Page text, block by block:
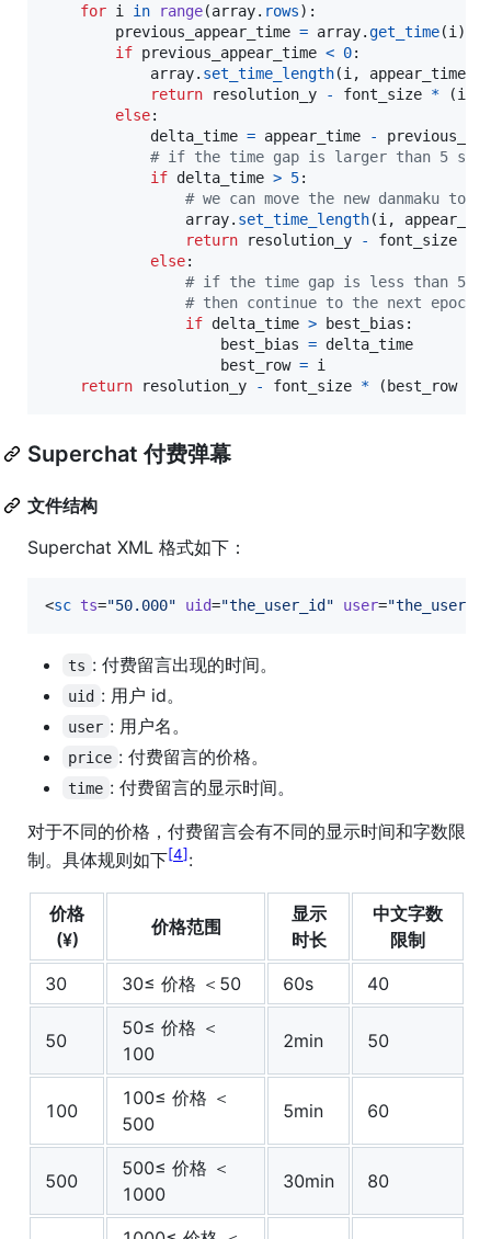
for i in range(array. rows):
previous_appear_time = array.get_time(i )
if previous_appear_time < 0:
array. set_time_length(i , appear_time
return
resolution_y - font_size * (i
else:
delta_time = appear_time -
# if the time gap is larger than 5
if delta_time > 5:
# we can move the new danmaku
array. set_time_length(i ,
return
resolution_y - font_size
else:
# if the time gap is less than 5
# then continue to the next epoch.
if delta_time > best_bias :
best_bias = delta_time
best_row = i
return
resolution_y - font_size * ( best_row
Superchat 付费弹幕
文件结构
Superchat XML 格式如下：
<sc ts="50.000" uid="the_user_id " user="
ts : 付费留言出现的时间。
uid : 用户 id。
user : 用户名。
price : 付费留言的价格。
time : 付费留言的显示时间。
对于不同的价格，付费留言会有不同的显示时间和字数限
制。具体规则如下 4 :
价格
(¥)
价格范围
显示
时长
中文字数
限制
30
30≤ 价格 ＜50 60s 40
50
50≤ 价格 ＜
100
2min 50
100
100≤ 价格 ＜
500
5min 60
500
500≤ 价格 ＜
1000
30min 80